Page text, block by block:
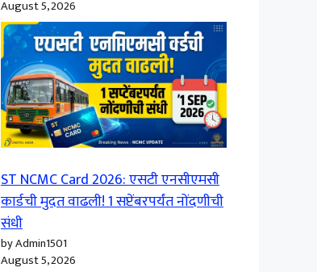
August 5, 2026
ST NCMC Card 2026: एसटी एनसीएमसी
कार्डची मुदत वाढली! 1 सप्टेंबरपर्यंत नोंदणीची
संधी
by Admin1501
August 5, 2026